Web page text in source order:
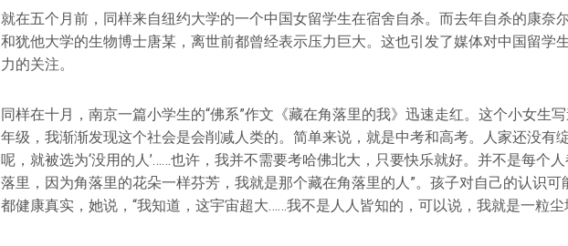
就在五个月前，同样来自纽约大学的一个中国女留学生在宿舍自杀。而去年自杀的康奈
和犹他大学的生物博士唐某，离世前都曾经表示压力巨大。这也引发了媒体对中国留学
力的关注。
同样在十月，南京一篇小学生的“佛系”作文《藏在角落里的我》迅速走红。这个小女生写
年级，我渐渐发现这个社会是会削减人类的。简单来说，就是中考和高考。人家还没有
呢，就被选为‘没用的人’……也许，我并不需要考哈佛北大，只要快乐就好。并不是每个
落里，因为角落里的花朵一样芬芳，我就是那个藏在角落里的人”。孩子对自己的认识可
都健康真实，她说，“我知道，这宇宙超大……我不是人人皆知的，可以说，我就是一粒尘